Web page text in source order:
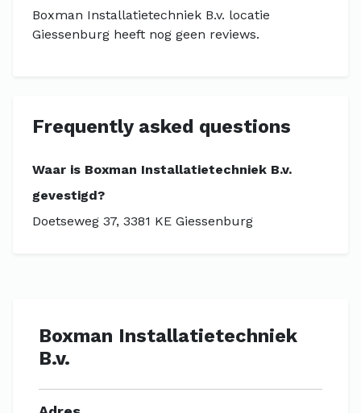
Boxman Installatietechniek B.v. locatie
Giessenburg heeft nog geen reviews.
Frequently asked questions
Waar is Boxman Installatietechniek B.v.
gevestigd?
Doetseweg 37, 3381 KE Giessenburg
Boxman Installatietechniek
B.v.